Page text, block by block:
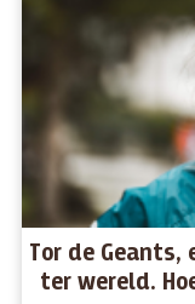
Tor de
ter wereld.